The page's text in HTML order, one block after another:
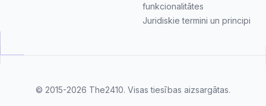
funkcionalitātes
Juridiskie termini un principi
© 2015-2026 The2410. Visas tiesības aizsargātas.